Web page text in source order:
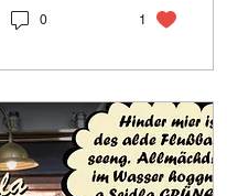
0 1